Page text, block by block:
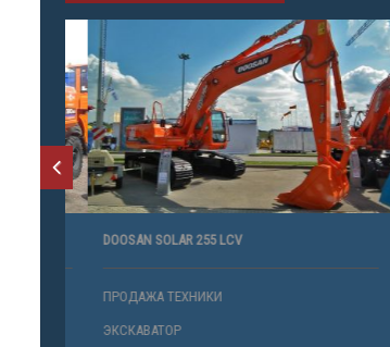
DOOSAN SOLAR 255 LCV
ПРОДАЖА ТЕХНИКИ
ЭКСКАВАТОР